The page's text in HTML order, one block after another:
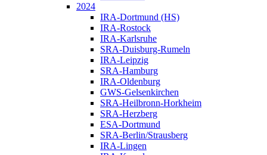
2024
IRA-Dortmund (HS)
IRA-Rostock
IRA-Karlsruhe
SRA-Duisburg-Rumeln
IRA-Leipzig
SRA-Hamburg
IRA-Oldenburg
GWS-Gelsenkirchen
SRA-Heilbronn-Horkheim
SRA-Herzberg
ESA-Dortmund
SRA-Berlin/Strausberg
IRA-Lingen